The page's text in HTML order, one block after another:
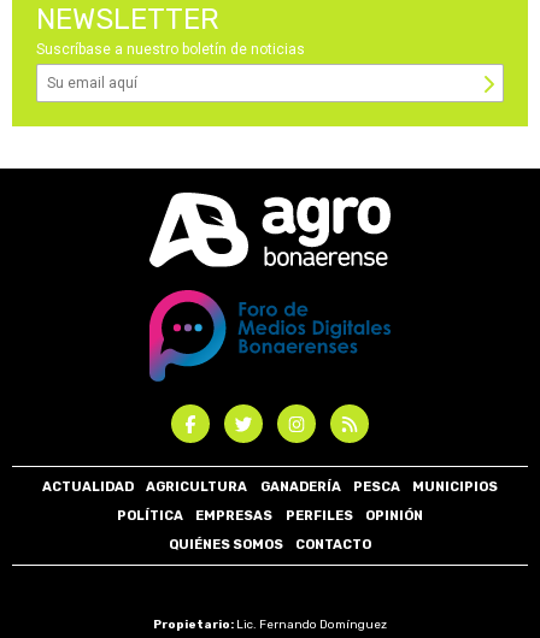
NEWSLETTER
Suscríbase a nuestro boletín de noticias
ACTUALIDAD AGRICULTURA GANADERÍA PESCA
MUNICIPIOS
POLÍTICA
EMPRESAS PERFILES
OPINIÓN
QUIÉNES SOMOS
CONTACTO
Propietario: Lic. Fernando Domínguez